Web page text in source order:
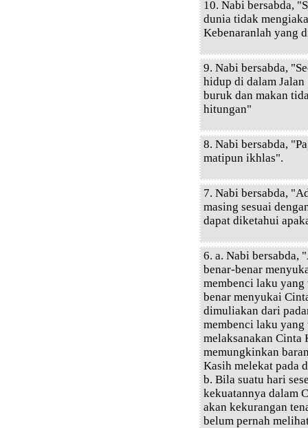
10. Nabi bersabda,
dunia tidak
Kebenaranlah yang
9. Nabi bersabda,
hidup di dalam
buruk dan makan
hitungan"
8. Nabi bersabda,
matipun ikhlas".
7. Nabi bersabda,
masing sesuai
dapat diketahui
6. a. Nabi bersabda,
benar-benar
membenci laku
benar menyukai
dimuliakan dari
membenci laku
melaksanakan Cinta
memungkinkan
Kasih melekat pada
b. Bila suatu hari
kekuatannya dalam
akan kekurangan
belum pernah